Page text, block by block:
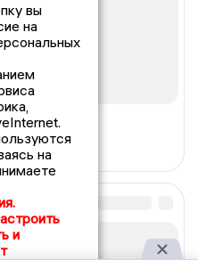
вы
на
на
и